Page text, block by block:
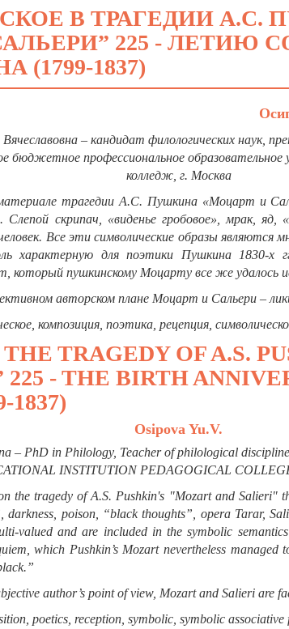
В ТРАГЕДИИ А.С.
225 - ЛЕТИЮ
(1799-1837)
– кандидат филологических наук,
бюджетное профессиональное образовательное
колледж, г. Москва
трагедии А.С. Пушкина «Моцарт и
Слепой скрипач, «виденье гробовое», мрак,
Все эти символические образы являются
характерную для поэтики Пушкина 1830-х
, который пушкинскому Моцарту все же удалось
авторском плане Моцарт и Сальери –
композиция, поэтика, рецепция,
TRAGEDY OF A.S.
- THE BIRTH
1837)
Osipova Yu.V.
– PhD in Philology, Teacher of philological
INSTITUTION PEDAGOGICAL
the tragedy of A.S. Pushkin's "Mozart and Salieri"
poison, “black thoughts”, opera Tarar,
valued and are included in the symbolic
which Pushkin’s Mozart nevertheless
author’s point of view, Mozart and Salieri are
poetics, reception, symboliс , symbolic associative